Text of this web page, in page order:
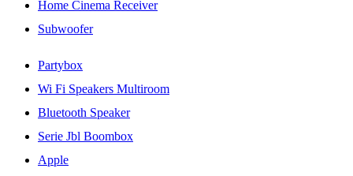
Home Cinema Receiver
Subwoofer
Partybox
Wi Fi Speakers Multiroom
Bluetooth Speaker
Serie Jbl Boombox
Apple